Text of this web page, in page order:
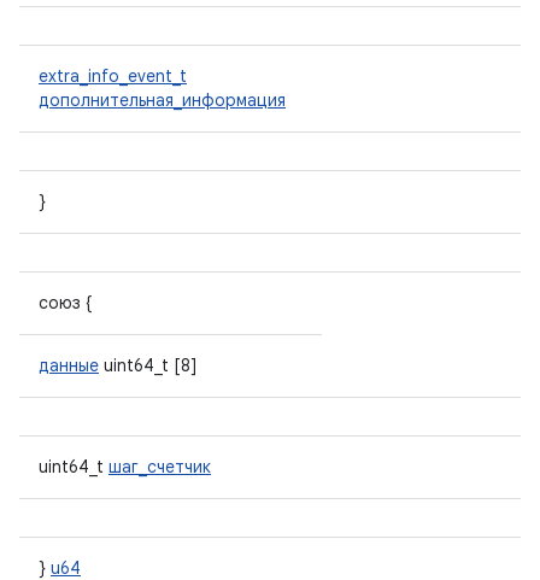
extra_info_event_t
дополнительная_информация
}
союз {
данные uint64_t [8]
uint64_t шаг_счетчик
} u64